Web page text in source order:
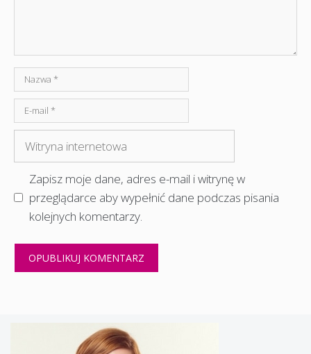
Nazwa
mail
internetowa
Zapisz moje dane, adres e-mail i witrynę w
przeglądarce aby wypełnić dane podczas pisania
kolejnych komentarzy.